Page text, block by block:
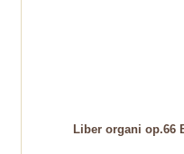
Liber organi op.66